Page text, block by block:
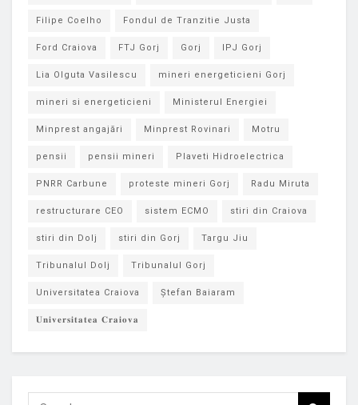
Filipe Coelho Fondul de Tranzitie Justa
Ford Craiova FTJ Gorj Gorj IPJ Gorj
Lia Olguta Vasilescu mineri energeticieni Gorj
mineri si energeticieni Ministerul Energiei
Minprest angajări Minprest Rovinari Motru
pensii pensii mineri Plaveti Hidroelectrica
PNRR Carbune proteste mineri Gorj Radu Miruta
restructurare CEO sistem ECMO stiri din Craiova
stiri din Dolj stiri din Gorj Targu Jiu
Tribunalul Dolj Tribunalul Gorj
Universitatea Craiova Ștefan Baiaram
𝐔𝐧𝐢𝐯𝐞𝐫𝐬𝐢𝐭𝐚𝐭𝐞𝐚 𝐂𝐫𝐚𝐢𝐨𝐯𝐚